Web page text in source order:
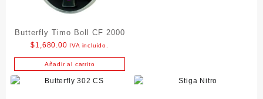
Butterfly Timo Boll CF 2000
$1,680.00 IVA incluido.
Añadir al carrito